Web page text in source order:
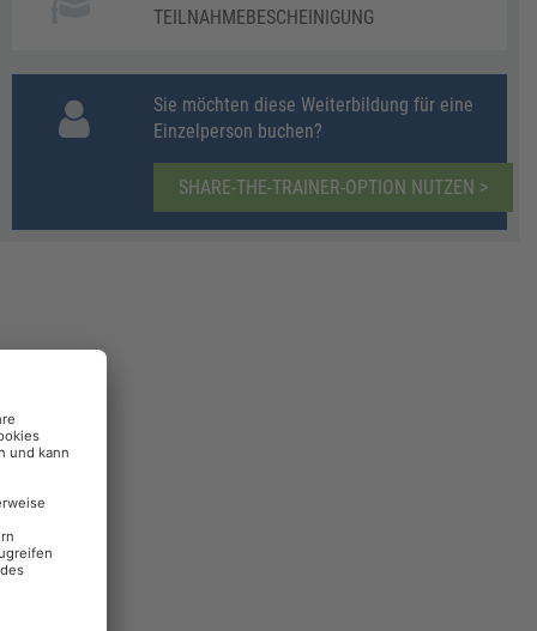
TEILNAHMEBESCHEINIGUNG
Sie möchten diese Weiterbildung für eine
Einzelperson buchen?
SHARE-THE-TRAINER-OPTION NUTZEN >